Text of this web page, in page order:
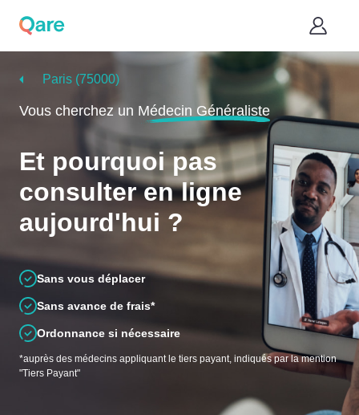
Paris (75000)
Vous cherchez un Médecin Généraliste
Et pourquoi pas
consulter en ligne
aujourd'hui ?
Sans vous déplacer
Sans avance de frais*
Ordonnance si nécessaire
*auprès des médecins appliquant le tiers payant, indiqués par la mention
"Tiers Payant"